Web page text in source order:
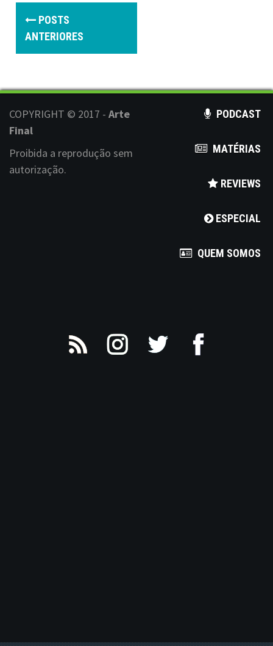
P
o
s
t
s
n
a
v
POSTS
ANTERIORES
COPYRIGHT © 2017 - Arte
Final
Proibida a reprodução sem
autorização.
PODCAST
MATÉRIAS
REVIEWS
ESPECIAL
QUEM SOMOS